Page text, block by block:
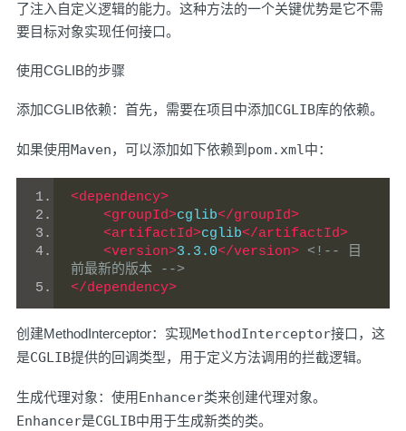
了注入自定义逻辑的能力。这种方法的一个关键优势是它不需
要目标对象实现任何接口。
使用CGLIB的步骤
添加CGLIB依赖：首先，需要在项目中添加CGLIB库的依赖。
如果使用Maven，可以添加如下依赖到 pom.xml中：
<dependency>
<groupId>cglib</groupId>
<artifactId>cglib</artifactId>
<version>3.3.0</version> <!-- 目
前最新的版本 -->
</dependency>
创建MethodInterceptor：实现MethodInterceptor接口，这
是CGLIB提供的回调类型，用于定义方法调用的拦截逻辑。
生成代理对象：使用Enhancer类来创建代理对象。
Enhancer是CGLIB中用于生成新类的类。